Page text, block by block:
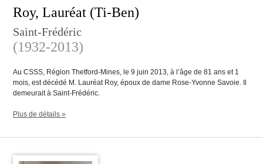
Roy, Lauréat (Ti-Ben)
Saint-Frédéric
(1932-2013)
Au CSSS, Région Thetford-Mines, le 9 juin 2013, à l’âge de 81 ans et 1
mois, est décédé M. Lauréat Roy, époux de dame Rose-Yvonne Savoie. Il
demeurait à Saint-Frédéric.
Plus de détails »